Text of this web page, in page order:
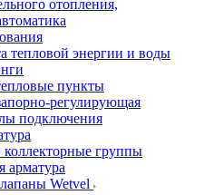
отопления,
тепловой энергии и воды
пункты
регулирующая
подключения
группы
арматура
Wetvel